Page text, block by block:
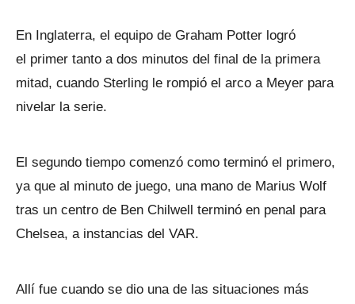
En Inglaterra, el equipo de Graham Potter logró
el primer tanto a dos minutos del final de la primera
mitad, cuando Sterling le rompió el arco a Meyer para
nivelar la serie.
El segundo tiempo comenzó como terminó el primero,
ya que al minuto de juego, una mano de Marius Wolf
tras un centro de Ben Chilwell terminó en penal para
Chelsea, a instancias del VAR.
Allí fue cuando se dio una de las situaciones más